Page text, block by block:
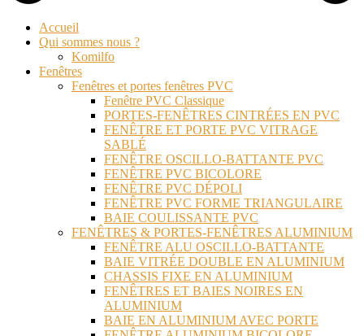
Accueil
Qui sommes nous ?
Komilfo
Fenêtres
Fenêtres et portes fenêtres PVC
Fenêtre PVC Classique
PORTES-FENÊTRES CINTRÉES EN PVC
FENÊTRE ET PORTE PVC VITRAGE
SABLÉ
FENÊTRE OSCILLO-BATTANTE PVC
FENÊTRE PVC BICOLORE
FENÊTRE PVC DÉPOLI
FENÊTRE PVC FORME TRIANGULAIRE
BAIE COULISSANTE PVC
FENÊTRES & PORTES-FENÊTRES ALUMINIUM
FENÊTRE ALU OSCILLO-BATTANTE
BAIE VITRÉE DOUBLE EN ALUMINIUM
CHASSIS FIXE EN ALUMINIUM
FENÊTRES ET BAIES NOIRES EN
ALUMINIUM
BAIE EN ALUMINIUM AVEC PORTE